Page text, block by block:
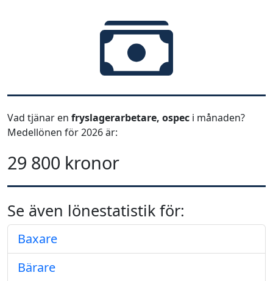
Vad tjänar en fryslagerarbetare, ospec i månaden?
Medellönen för 2026 är:
29 800 kronor
Se även lönestatistik för:
Baxare
Bärare